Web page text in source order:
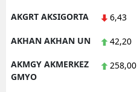
AKGRT AKSIGORTA 6,43
AKHAN AKHAN UN 42,20
AKMGY AKMERKEZ
GMYO
258,00